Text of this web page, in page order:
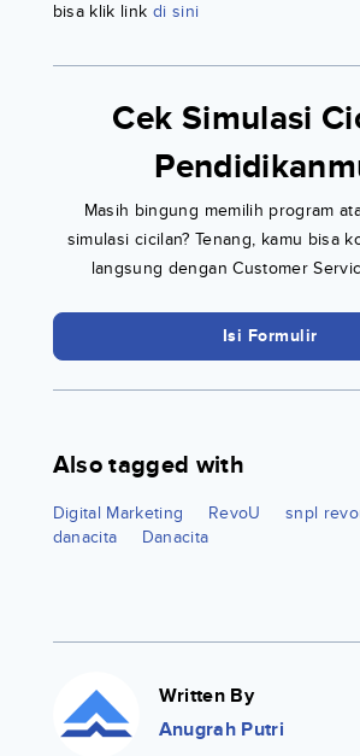
bisa klik link di sini
Cek Simulasi
Masih bingung memilih program
simulasi cicilan? Tenang, kamu bisa
langsung dengan Customer
Isi Formulir
Also tagged with
Digital Marketing RevoU snpl
danacita
Danacita
Written By
Anugrah Putri